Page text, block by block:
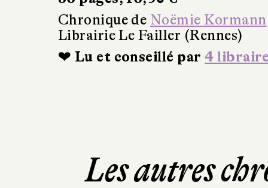
Chronique de Noëmie Kormann
Librairie Le Failler (Rennes)
❤ Lu et conseillé par 4
Les autres